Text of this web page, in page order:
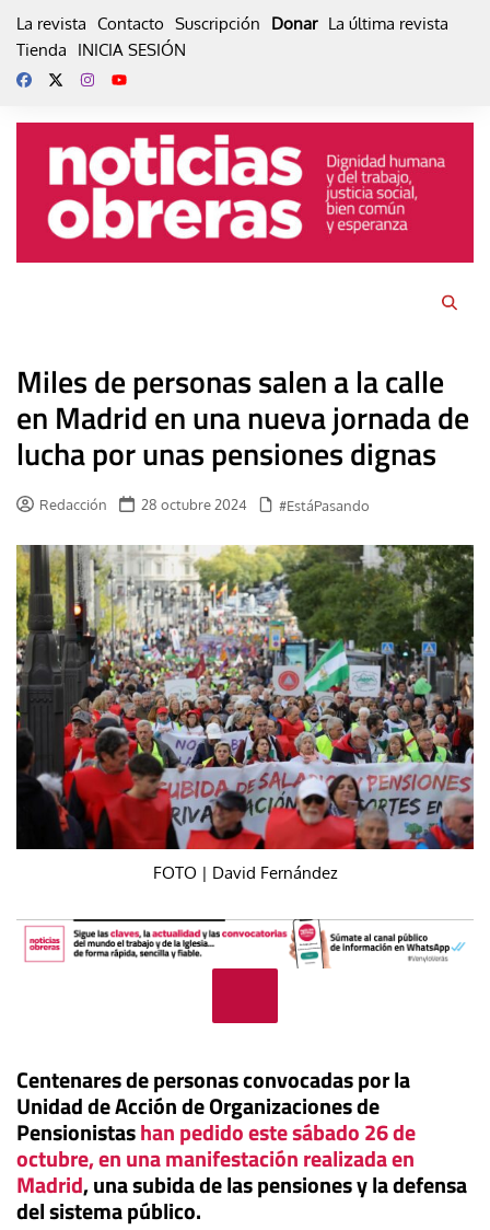
La revista Contacto Suscripción Donar La última revista
Tienda
INICIA SESIÓN
Miles de personas salen a la calle
en Madrid en una nueva jornada de
lucha por unas pensiones dignas
Redacción 28 octubre 2024 #EstáPasando
FOTO | David Fernández
Centenares de personas convocadas por la
Unidad de Acción de Organizaciones de
Pensionistashan pedido este sábado 26 de
octubre, en una manifestación realizada en
Madrid, una subida de las pensiones y la defensa
del sistema público.